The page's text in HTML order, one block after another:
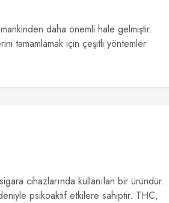
daha önemli hale gelmiştir.
tamamlamak için çeşitli yöntemler
cihazlarında kullanılan bir üründür.
psikoaktif etkilere sahiptir. THC,